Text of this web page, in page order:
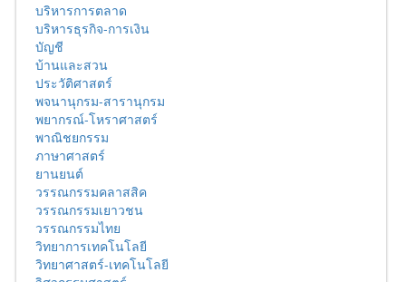
บริหารการตลาด
บริหารธุรกิจ-การเงิน
บัญชี
บ้านและสวน
ประวัติศาสตร์
พจนานุกรม-สารานุกรม
พยากรณ์-โหราศาสตร์
พาณิชยกรรม
ภาษาศาสตร์
ยานยนต์
วรรณกรรมคลาสสิค
วรรณกรรมเยาวชน
วรรณกรรมไทย
วิทยาการเทคโนโลยี
วิทยาศาสตร์-เทคโนโลยี